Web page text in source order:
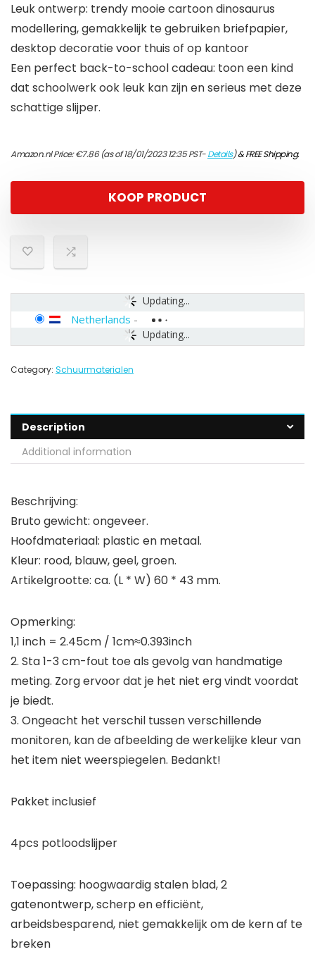
Leuk ontwerp: trendy mooie cartoon dinosaurus
modellering, gemakkelijk te gebruiken briefpapier,
desktop decoratie voor thuis of op kantoor
Een perfect back-to-school cadeau: toon een kind
dat schoolwerk ook leuk kan zijn en serieus met deze
schattige slijper.
Amazon.nl Price:€7.86(as of 18/01/2023 12:35 PST-Details)&FREE Shipping.
KOOP PRODUCT
Updating...
Updating...
Netherlands -
Category: Schuurmaterialen
Description
Additional information
Beschrijving:
Bruto gewicht: ongeveer.
Hoofdmateriaal: plastic en metaal.
Kleur: rood, blauw, geel, groen.
Artikelgrootte: ca. (L * W) 60 * 43 mm.
Opmerking:
1,1 inch = 2.45cm / 1cm≈0.393inch
2. Sta 1-3 cm-fout toe als gevolg van handmatige
meting. Zorg ervoor dat je het niet erg vindt voordat
je biedt.
3. Ongeacht het verschil tussen verschillende
monitoren, kan de afbeelding de werkelijke kleur van
het item niet weerspiegelen. Bedankt!
Pakket inclusief
4pcs potloodslijper
Toepassing: hoogwaardig stalen blad, 2
gatenontwerp, scherp en efficiënt,
arbeidsbesparend, niet gemakkelijk om de kern af te
breken